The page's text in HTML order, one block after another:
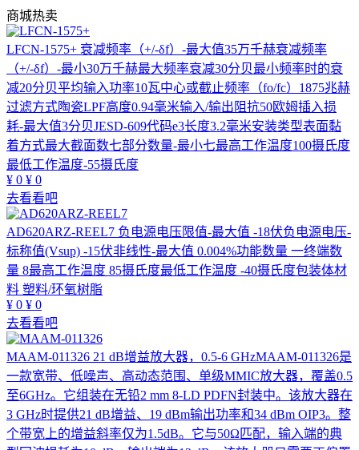
商城热卖
LFCN-1575+ 衰减频率（+/-δf）-最大值35万千赫衰减频率
（+/-δf）-最小30万千赫最大频率衰减30分贝最小频率时的衰
减20分贝平均输入功率10瓦中心或截止频率（fo/fc）1875兆赫
过滤方式陶瓷LPF高度0.94毫米输入/输出阻抗50欧姆插入损
耗-最大值3分贝JESD-609代码e3长度3.2毫米安装类型表面黏
着方式最大截面数七部分数量-最小七最高工作温度100摄氏度
最低工作温度-55摄氏度
¥ 0 ¥ 0
去看看吧
AD620ARZ-REEL7 负电源电压限值-最大值 -18伏负电源电压-
标称值(Vsup) -15伏非线性-最大值 0.004%功能数量 一终端数
量 8最高工作温度 85摄氏度最低工作温度 -40摄氏度包装体材
料 塑料/环氧树脂
¥ 0 ¥ 0
去看看吧
MAAM-011326 21 dB增益放大器，0.5-6 GHzMAAM-011326是
一款宽带、低噪声、高动态范围、单级MMIC放大器，覆盖0.5
至6GHz。它组装在无铅2 mm 8-LD PDFN封装中。该放大器在
3 GHz时提供21 dB增益、19 dBm输出功率和34 dBm OIP3。整
个带宽上的增益斜率仅为1.5dB。它与50Ω匹配，输入端的典